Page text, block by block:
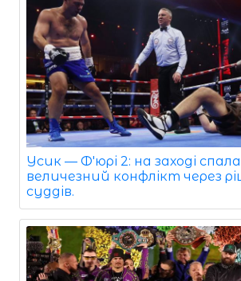
Усик — Ф'юрі 2: на заході
величезний конфлікт через
суддів.